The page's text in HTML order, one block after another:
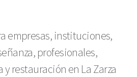
empresas, instituciones,
profesionales,
y restauración en La Zarza